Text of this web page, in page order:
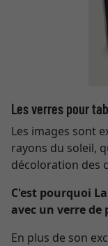
Les verres pour
Les images sont
rayons du soleil,
décoloration des
C'est pourquoi
avec un verre de
En plus de son